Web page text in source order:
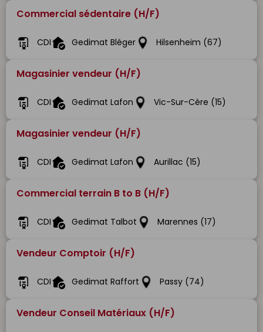
Commercial sédentaire (H/F)
CDI Gedimat Bléger Hilsenheim (67)
Magasinier vendeur (H/F)
CDI Gedimat Lafon Vic-Sur-Cère (15)
Magasinier vendeur (H/F)
CDI Gedimat Lafon Aurillac (15)
Commercial terrain B to B (H/F)
CDI Gedimat Talbot Marennes (17)
Vendeur Comptoir (H/F)
CDI Gedimat Raffort Passy (74)
Vendeur Conseil Matériaux (H/F)